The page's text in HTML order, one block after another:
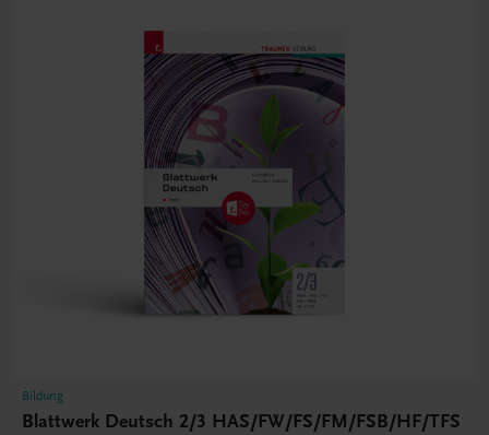
Bildung
Blattwerk Deutsch 2/3 HAS/FW/FS/FM/FSB/HF/TFS